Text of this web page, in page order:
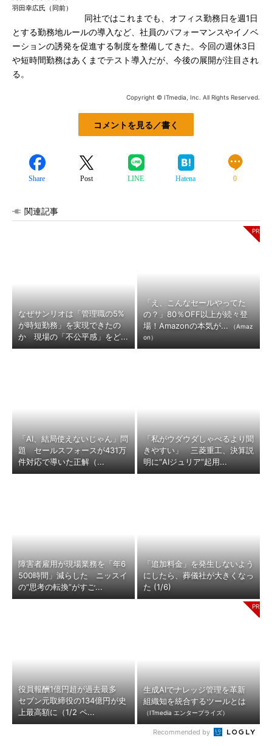
羽田幸広氏（同前）
同社ではこれまでも、オフィス勤務日を週1日
とする勤務地ルールの導入など、社員のパフォーマンスやイノベ
ーションの誘発を促進する制度を整備してきた。今回の週休3日
や短時間勤務はあくまでテスト導入だが、今後の展開が注目され
る。
Copyright © ITmedia, Inc. All Rights Reserved.
コメントを見る／書く
Share Post LINE Hatena 0
関連記事
なぜサンリオは「管理職の5%
が時短勤務」を実現できたの
か 現場の「不公平感」をど...
「え、こんなセールやってた
の？」80％OFF以上が続々登
場！Amazonの本気が...
（Amaz
on）
「AI、結局使えないじゃん」問
題 セールスフォースが431万
件対応で導いた正解（...
「私がウダウダしゃべるより聞
きやすい」 三菱重工、決算説
明に“AIジュリア”起用...
障害者雇用が現場業務を「年6
500時間」減らした ニッスイ
の“思考の転換”がすご...
「追加料金」を発生しないよう
にしたら、葬儀社が大きくなっ
た (1/6)
役員報酬1億円超が過去最多
セブン元取締役の134億円が史
上最高額に（1/2 ペ...
生成AIでナレッジ管理を革新
組織知を統合するツールとは
（ITmedia エンタープライズ）
Recommended by